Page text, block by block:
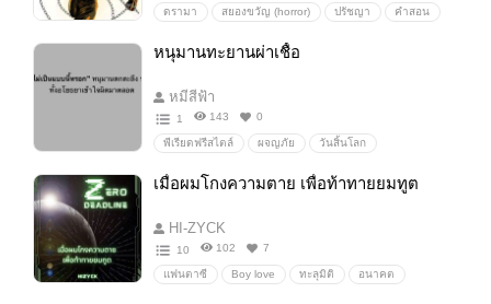
ดรามา สยองขวัญ (horror) ปรัชญา คำสอน
หนุมานทะยานผ่าเชื้อ
หมีสีฟ้า
1 143 0
พีเรียดฟรีสไตล์ ผจญภัย วันสิ้นโลก
เมื่อผมโกงความตาย เพื่อท้าทายยมทูต
HI-ZYCK
10 102 7
แฟนตาซี Boy love ทะลุมิติ อนาคต